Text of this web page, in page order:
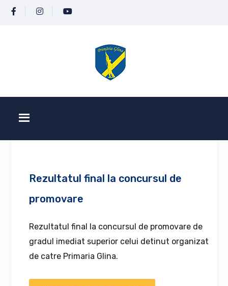
Rezultatul final la concursul de
promovare
Rezultatul final la concursul de promovare de
gradul imediat superior celui detinut organizat
de catre Primaria Glina.